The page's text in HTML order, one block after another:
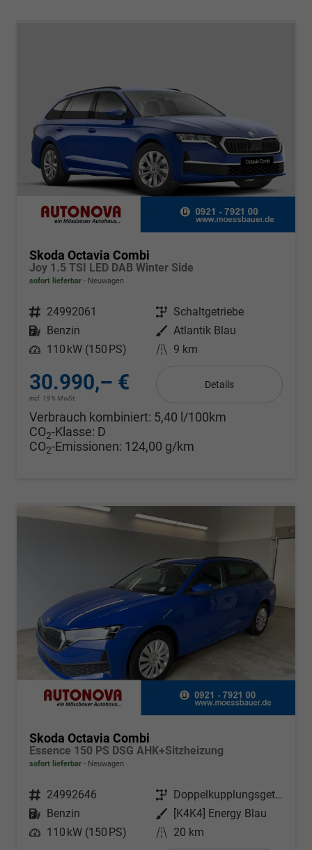
Skoda Octavia Combi
Joy 1.5 TSI LED DAB Winter Side
sofort lieferbar Neuwagen
Fahrzeugnr. 24992061 Getriebe Schaltgetriebe
Kraftstoff
Benzin Außenfarbe Atlantik Blau
Leistung 110 kW (150 PS) Kilometerstand 9 km
30.990,– €
incl. 19% MwSt.
Details
Verbrauch kombiniert: 5,40 l/100km
CO2-Klasse: D
CO2-Emissionen: 124,00 g/km
Skoda Octavia Combi
Essence 150 PS DSG AHK+Sitzheizung
sofort lieferbar Neuwagen
Fahrzeugnr. 24992646 Getriebe
Doppelkupplungsgetriebe (DSG)
Kraftstoff
Benzin Außenfarbe
[K4K4] Energy Blau
Leistung 110 kW (150 PS) Kilometerstand 20 km